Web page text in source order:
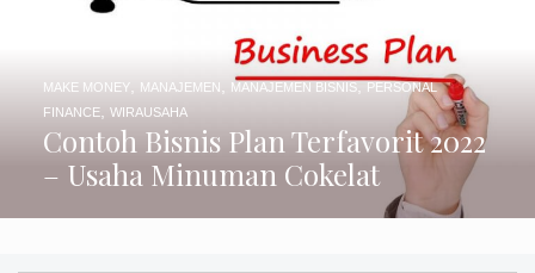
Contoh Bisnis Plan Terfavorit 2022
– Usaha Minuman Cokelat
MAKE MONEY, MANAJEMEN , MANAJEMEN BISNIS,PERSONAL
FINANCE, WIRAUSAHA